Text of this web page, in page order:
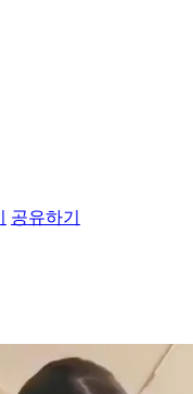
공유하기